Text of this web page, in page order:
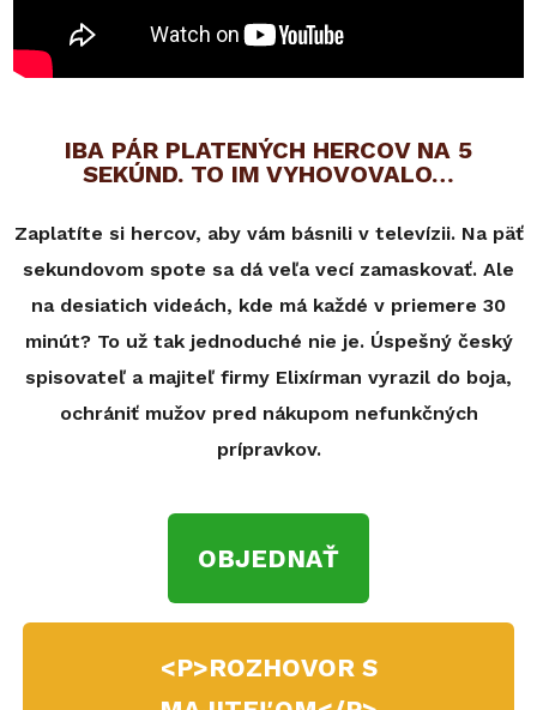
IBA PÁR PLATENÝCH HERCOV NA 5
SEKÚND. TO IM VYHOVOVALO…
Zaplatíte si hercov, aby vám básnili v televízii. Na päť
sekundovom spote sa dá veľa vecí zamaskovať. Ale
na desiatich videách, kde má každé v priemere 30
minút? To už tak jednoduché nie je. Úspešný český
spisovateľ a majiteľ firmy Elixírman vyrazil do boja,
ochrániť mužov pred nákupom nefunkčných
prípravkov.
OBJEDNAŤ
<P>ROZHOVOR S